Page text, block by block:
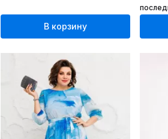
В корзину